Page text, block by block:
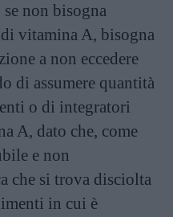
non bisogna
vitamina A, bisogna
a non eccedere
di assumere quantità
o di integratori
A, dato che, come
e non
che si trova disciolta
in cui è